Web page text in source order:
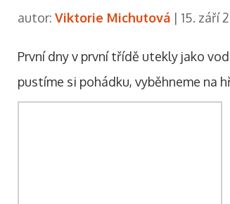
autor: Viktorie Michutová | 15. září
První dny v první třídě utekly jako
pustíme si pohádku, vyběhneme na